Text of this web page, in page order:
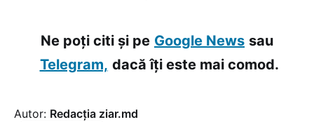
Ne poți citi și pe Google News sau
Telegram, dacă îți este mai comod.
Autor: Redacția ziar.md